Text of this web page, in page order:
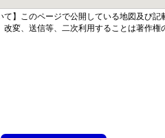
て】このページで公開している地図及び
改変、送信等、二次利用することは著作権